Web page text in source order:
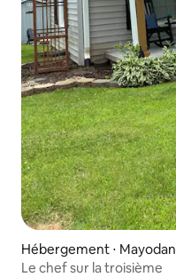
Hébergement ⋅ Mayodan
Le chef sur la troisième